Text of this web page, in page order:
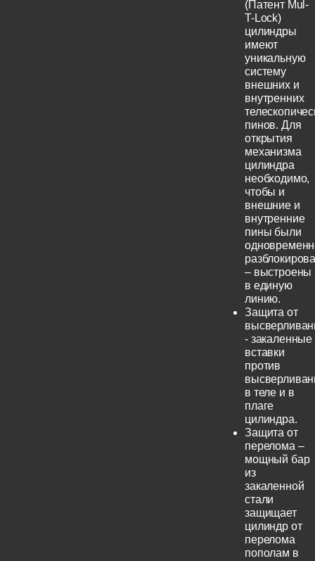
(Патент Mul-
T-Lock)
цилиндры
имеют
уникальную
систему
внешних и
внутренних
пинов. Для
открытия
механизма
цилиндра
необходимо,
чтобы и
внешние и
внутренние
пины были
– выстроены
в единую
линию.
Защита от
- закаленные
вставки
против
в теле и в
плаге
цилиндра.
Защита от
перелома –
мощный бар
из
закаленной
стали
защищает
цилиндр от
перелома
пополам в